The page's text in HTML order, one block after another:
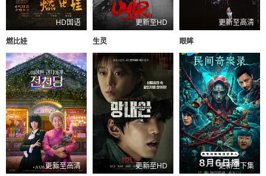
HD国语
燃比娃
更新至HD
生灵
更新至高清
眼眸
更新至高清 更新至HD 更新至下集